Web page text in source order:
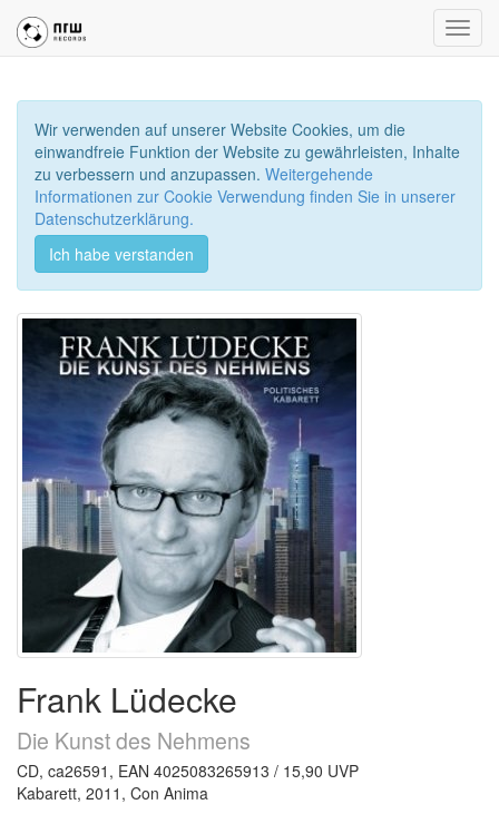
Wir verwenden auf unserer Website Cookies, um die
einwandfreie Funktion der Website zu gewährleisten, Inhalte
zu verbessern und anzupassen. Weitergehende
Informationen zur Cookie Verwendung finden Sie in unserer
Datenschutzerklärung.
Ich habe verstanden
Frank Lüdecke
Die Kunst des Nehmens
CD, ca26591, EAN 4025083265913 / 15,90 UVP
Kabarett, 2011, Con Anima